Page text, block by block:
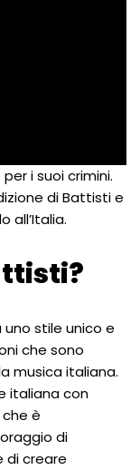
i suoi crimini.
di Battisti e
all’Italia.
uno stile unico e
che sono
musica italiana.
italiana con
è
di
di creare